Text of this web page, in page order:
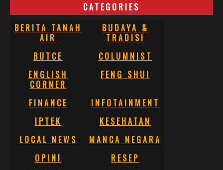
CATEGORIES
BERITA TANAH
AIR
BUDAYA &
TRADISI
BUTCE
COLUMNIST
ENGLISH
CORNER
FENG SHUI
FINANCE
INFOTAINMENT
IPTEK
KESEHATAN
LOCAL NEWS
MANCA NEGARA
OPINI
RESEP